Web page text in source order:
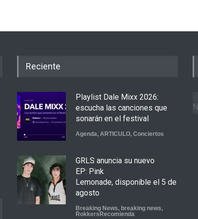
Reciente
Playlist Dale Mixx 2026:
escucha las canciones que
sonarán en el festival
Agenda, ARTICULO, Conciertos
GRLS anuncia su nuevo
EP: Pink
Lemonade, disponible el 5 de
agosto
Breaking News, breaking news,
RokkersRecomienda